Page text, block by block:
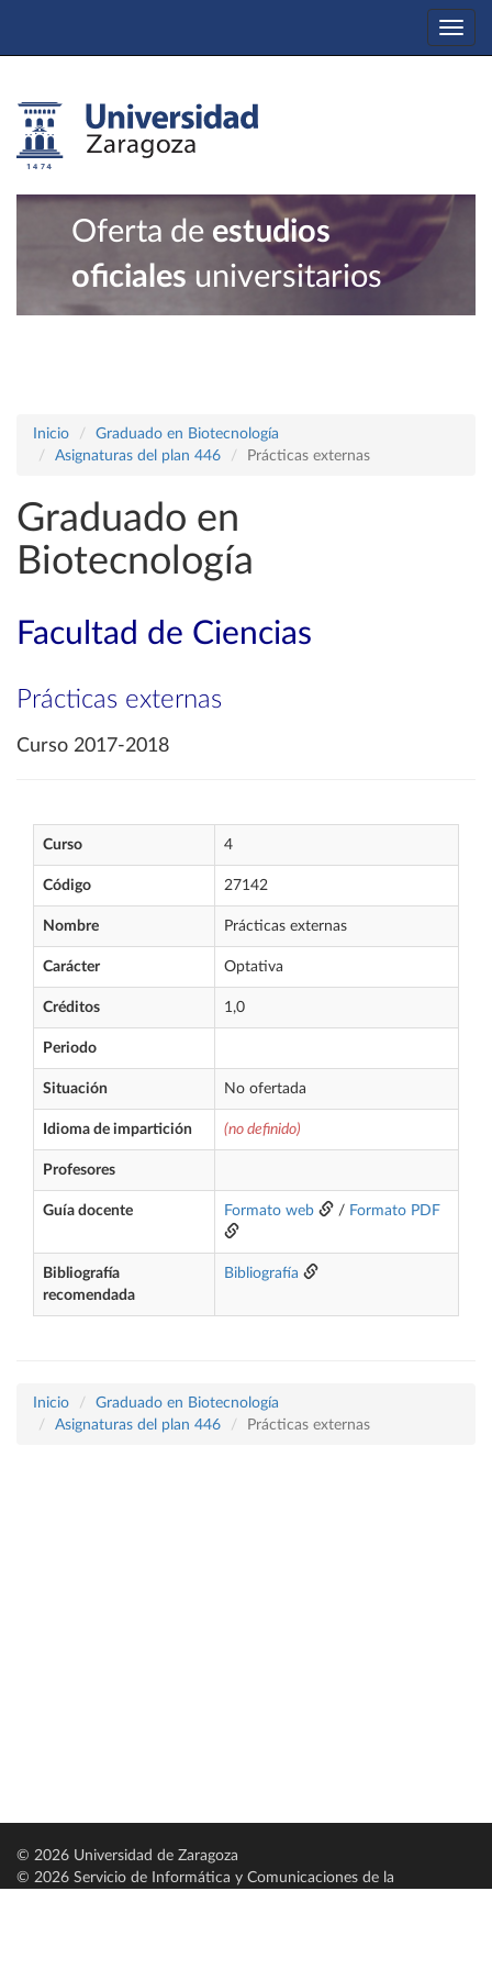
Oferta de estudios
oficiales universitarios
Inicio
Graduado en Biotecnología
Asignaturas del plan 446
Prácticas externas
Graduado en
Biotecnología
Facultad de Ciencias
Prácticas externas
Curso 2017-2018
Curso 4
Código 27142
Nombre Prácticas externas
Carácter Optativa
Créditos 1,0
Periodo
Situación No ofertada
Idioma de impartición (no definido)
Profesores
Guía docente Formato web / Formato PDF
Bibliografía
recomendada
Bibliografía
Inicio
Graduado en Biotecnología
Asignaturas del plan 446
Prácticas externas
© 2026 Universidad de Zaragoza
© 2026 Servicio de Informática y Comunicaciones de la